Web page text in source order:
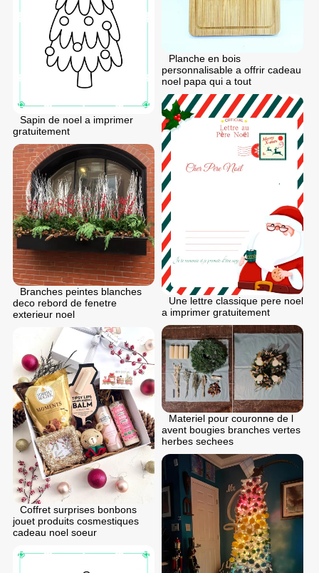
Planche en bois
personnalisable a offrir cadeau
noel papa qui a tout
Sapin de noel a imprimer
gratuitement
Une lettre classique pere noel
a imprimer gratuitement
Branches peintes blanches
deco rebord de fenetre
exterieur noel
Materiel pour couronne de l
avent bougies branches vertes
herbes sechees
Coffret surprises bonbons
jouet produits cosmestiques
cadeau noel soeur